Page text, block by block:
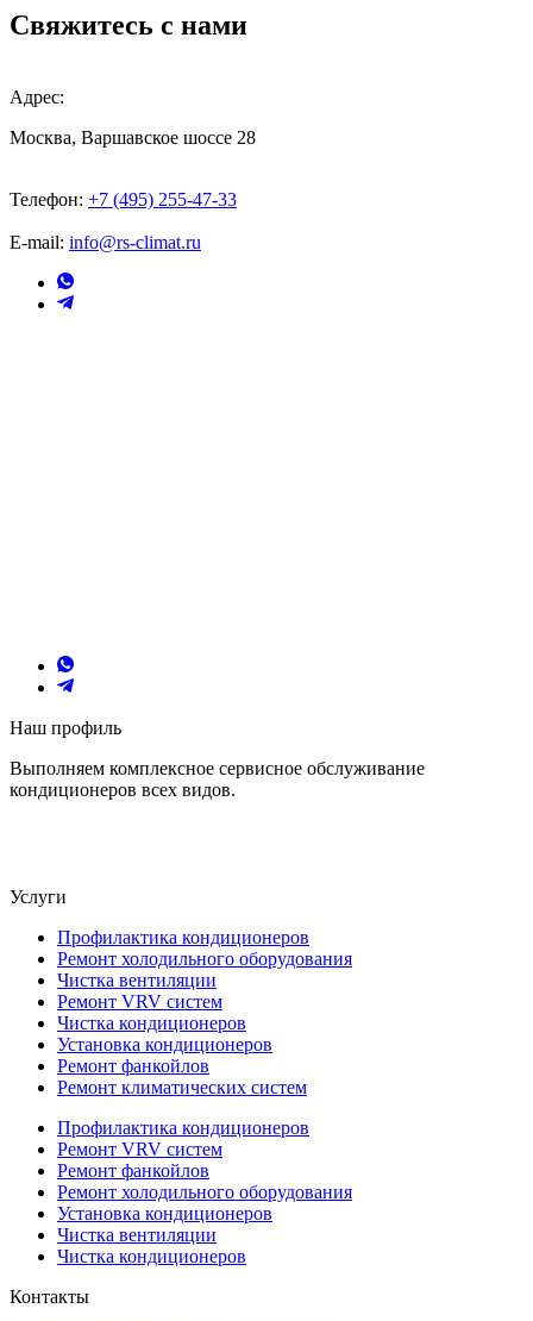
Свяжитесь с нами
Адрес:
Москва, Варшавское шоссе 28
Телефон: +7 (495) 255-47-33
E-mail: info@rs-climat.ru
Наш профиль
Выполняем комплексное сервисное обслуживание
кондиционеров всех видов.
Услуги
Профилактика кондиционеров
Ремонт холодильного оборудования
Чистка вентиляции
Ремонт VRV систем
Чистка кондиционеров
Установка кондиционеров
Ремонт фанкойлов
Ремонт климатических систем
Профилактика кондиционеров
Ремонт VRV систем
Ремонт фанкойлов
Ремонт холодильного оборудования
Установка кондиционеров
Чистка вентиляции
Чистка кондиционеров
Контакты